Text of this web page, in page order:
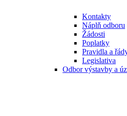
Kontakty
Náplň odboru
Žádosti
Poplatky
Pravidla a
Legislativa
Odbor výstavby a